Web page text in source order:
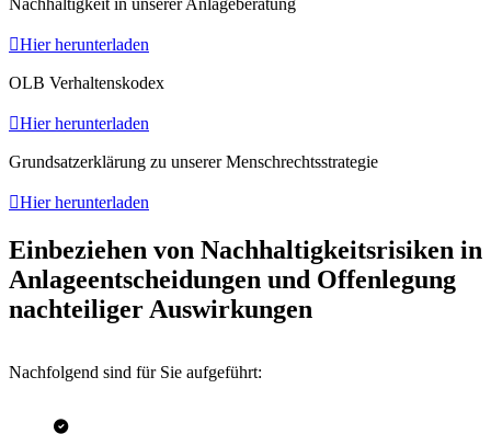
Hier herunterladen
OLB Verhaltenskodex
Hier herunterladen
Grundsatzerklärung zu unserer Menschrechtsstrategie
Hier herunterladen
Einbeziehen von Nachhaltigkeitsrisiken in
Anlageentscheidungen und Offenlegung
nachteiliger Auswirkungen
Nachfolgend sind für Sie aufgeführt: